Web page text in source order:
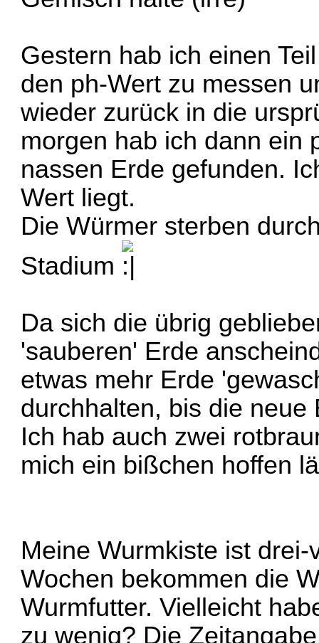
Gestern hab ich einen
den ph-Wert zu messen
wieder zurück in die
morgen hab ich dann ein
nassen Erde gefunden.
Wert liegt.
Die Würmer sterben
Stadium
Da sich die übrig
'sauberen' Erde
etwas mehr Erde
durchhalten, bis die neue
Ich hab auch zwei
mich ein bißchen hoffen
Meine Wurmkiste ist
Wochen bekommen die
Wurmfutter. Vielleicht
zu wenig? Die